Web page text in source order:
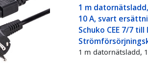
1 m
10 A, svart
Schuko CEE 7/7
1 m datornätsladd,